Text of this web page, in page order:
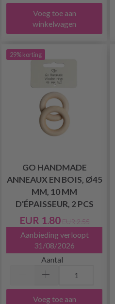
Voeg toe aan
winkelwagen
29% korting
GO HANDMADE
ANNEAUX EN BOIS, Ø45
MM, 10 MM
D'ÉPAISSEUR, 2 PCS
EUR 1.80 EUR 2.55
Aanbieding verloopt
31/08/2026
Aantal
Voeg toe aan